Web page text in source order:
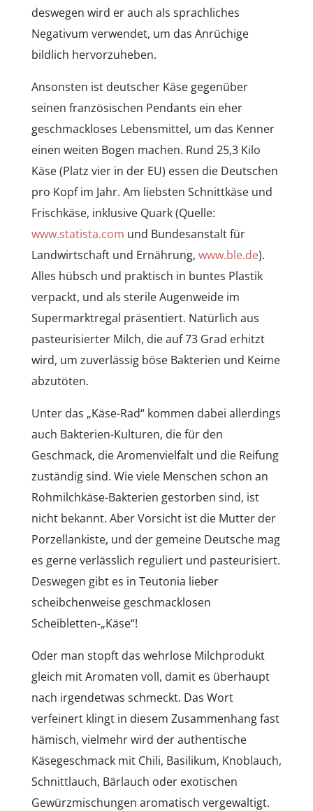
deswegen wird er auch als sprachliches
Negativum verwendet, um das Anrüchige
bildlich hervorzuheben.
Ansonsten ist deutscher Käse gegenüber
seinen französischen Pendants ein eher
geschmackloses Lebensmittel, um das Kenner
einen weiten Bogen machen. Rund 25,3 Kilo
Käse (Platz vier in der EU) essen die Deutschen
pro Kopf im Jahr. Am liebsten Schnittkäse und
Frischkäse, inklusive Quark (Quelle:
www.statista.com und Bundesanstalt für
Landwirtschaft und Ernährung, www.ble.de).
Alles hübsch und praktisch in buntes Plastik
verpackt, und als sterile Augenweide im
Supermarktregal präsentiert. Natürlich aus
pasteurisierter Milch, die auf 73 Grad erhitzt
wird, um zuverlässig böse Bakterien und Keime
abzutöten.
Unter das „Käse-Rad“ kommen dabei allerdings
auch Bakterien-Kulturen, die für den
Geschmack, die Aromenvielfalt und die Reifung
zuständig sind. Wie viele Menschen schon an
Rohmilchkäse-Bakterien gestorben sind, ist
nicht bekannt. Aber Vorsicht ist die Mutter der
Porzellankiste, und der gemeine Deutsche mag
es gerne verlässlich reguliert und pasteurisiert.
Deswegen gibt es in Teutonia lieber
scheibchenweise geschmacklosen
Scheibletten-„Käse“!
Oder man stopft das wehrlose Milchprodukt
gleich mit Aromaten voll, damit es überhaupt
nach irgendetwas schmeckt. Das Wort
verfeinert klingt in diesem Zusammenhang fast
hämisch, vielmehr wird der authentische
Käsegeschmack mit Chili, Basilikum, Knoblauch,
Schnittlauch, Bärlauch oder exotischen
Gewürzmischungen aromatisch vergewaltigt.